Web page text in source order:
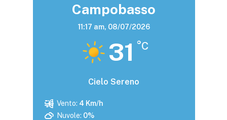
Campobasso
11:17 am, 08/07/2026
31 °C
Cielo Sereno
Vento: 4 Km/h
Nuvole: 0%